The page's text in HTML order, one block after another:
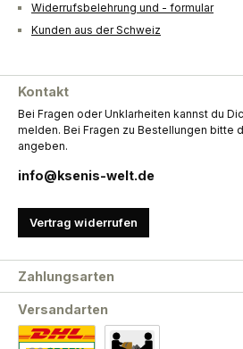
Widerrufsbelehrung und - formular
Kunden aus der Schweiz
Kontakt
Bei Fragen oder Unklarheiten kannst du
melden. Bei Fragen zu Bestellungen bitte
angeben.
info@ksenis-welt.de
Vertrag widerrufen
Zahlungsarten
Versandarten